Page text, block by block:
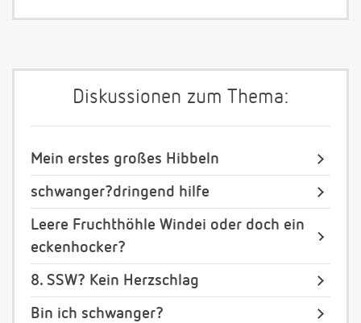
Diskussionen zum Thema:
Mein erstes großes Hibbeln
schwanger?dringend hilfe
Leere Fruchthöhle Windei oder doch ein
eckenhocker?
8. SSW? Kein Herzschlag
Bin ich schwanger?